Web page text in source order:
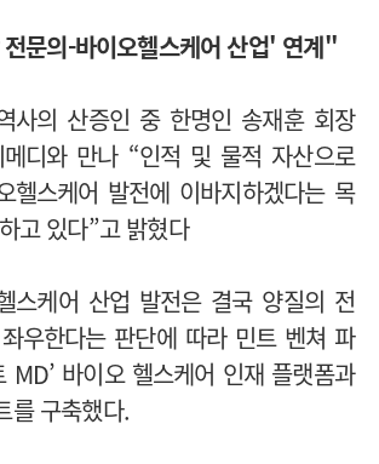
문의-바이오헬스케어 산업' 연계"
사의 산증인 중 한명인 송재훈 회장
디와 만나 “인적 및 물적 자산으로
헬스케어 발전에 이바지하겠다는 목
고 있다”고 밝혔다
스케어 산업 발전은 결국 양질의 전
우한다는 판단에 따라 민트 벤쳐 파
MD’ 바이오 헬스케어 인재 플랫폼과
를 구축했다.